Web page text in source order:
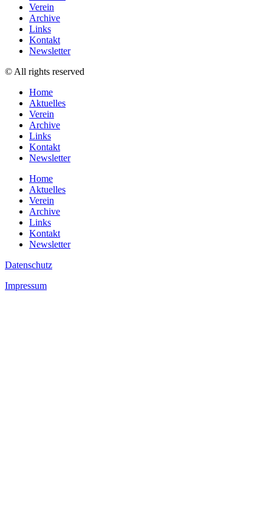
Verein
Archive
Links
Kontakt
Newsletter
© All rights reserved
Home
Aktuelles
Verein
Archive
Links
Kontakt
Newsletter
Home
Aktuelles
Verein
Archive
Links
Kontakt
Newsletter
Datenschutz
Impressum